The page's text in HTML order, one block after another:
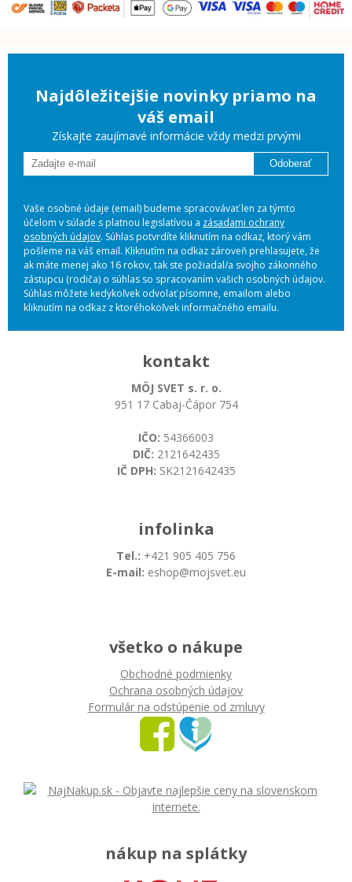
Najdôležitejšie novinky priamo na
váš email
Získajte zaujímavé informácie vždy medzi prvými
Odoberať
Vaše osobné údaje (email) budeme spracovávať len za týmto
účelom v súlade s platnou legislatívou a zásadami ochrany
osobných údajov. Súhlas potvrdíte kliknutím na odkaz, ktorý vám
pošleme na váš email. Kliknutím na odkaz zároveň prehlasujete, že
ak máte menej ako 16 rokov, tak ste požiadal/a svojho zákonného
zástupcu (rodiča) o súhlas so spracovaním vašich osobných údajov.
Súhlas môžete kedykoľvek odvolať písomne, emailom alebo
kliknutím na odkaz z ktoréhokoľvek informačného emailu.
kontakt
MÔJ SVET s. r. o.
951 17 Cabaj-Čápor 754
IČO: 54366003
DIČ: 2121642435
IČ DPH: SK2121642435
infolinka
Tel.: +421 905 405 756
E-mail: eshop@mojsvet.eu
všetko o nákupe
Obchodné podmienky
Ochrana osobných údajov
Formulár na odstúpenie od zmluvy
nákup na splátky